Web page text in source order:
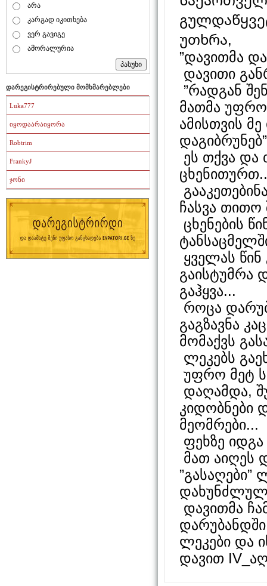
არა
კარგად იკითხება
ვერ გავიგე
ამორალურია
დარეგისტრირებული მომხმარებლები
Luka777
იყოდაარაიყორა
Robtrim
FrankyJ
ჯონი
უთხრა,
”დავითმა
დავითი
”რადგან
მათმა
ამისთვის
ეს თქვა და
ჩასვა
ცხენების
ყველას
გაისტუმრა
გაჰყვა...
როცა
გაგზავნა
მომაქვს
ლეკებს
უფრო მეტ
დაღამდა,
კიდობნები
მეომრები...
ფეხზე
მათ აიღეს
დავითმა
ლეკები და
დავით